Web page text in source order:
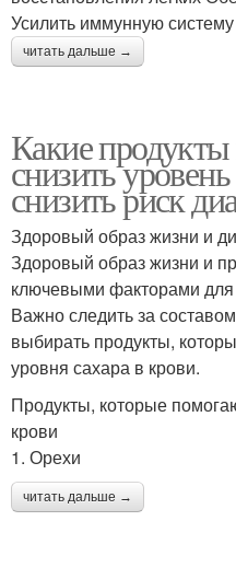
Усилить иммунную систему
читать дальше →
Какие
снизить
снизить риск
Здоровый образ жизни и
Здоровый образ жизни и
ключевыми факторами
Важно следить за
выбирать продукты,
уровня сахара в крови.
Продукты, которые
крови
1. Орехи
читать дальше →